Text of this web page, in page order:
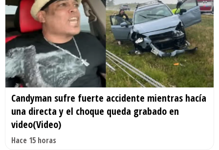
Candyman sufre fuerte accidente mientras hacía
una directa y el choque queda grabado en
video(Video)
Hace 15 horas